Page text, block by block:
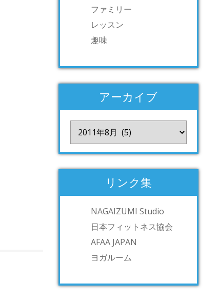
ファミリー
レッスン
趣味
アーカイブ
カ
リンク集
NAGAIZUMI Studio
日本フィットネス協会
AFAA JAPAN
ヨガルーム